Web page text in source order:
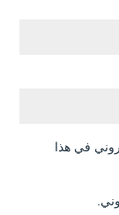
في هذا